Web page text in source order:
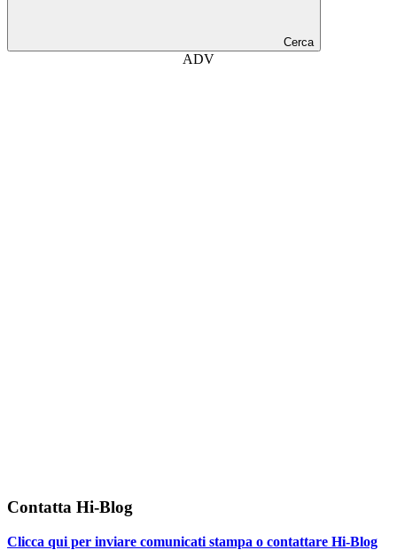
Cerca
ADV
Contatta Hi-Blog
Clicca qui per inviare comunicati stampa o contattare Hi-Blog